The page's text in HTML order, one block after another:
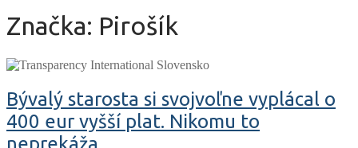
Značka: Pirošík
Bývalý starosta si svojvoľne vyplácal o
400 eur vyšší plat. Nikomu to
neprekáža